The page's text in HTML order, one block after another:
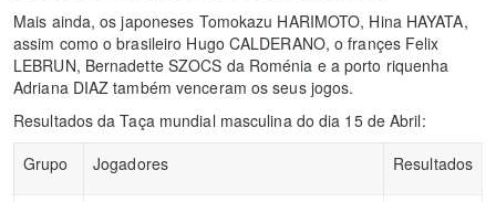
Mais ainda, os japoneses Tomokazu HARIMOTO, Hina HAYATA,
assim como o brasileiro Hugo CALDERANO, o françes Felix
LEBRUN, Bernadette SZOCS da Roménia e a porto riquenha
Adriana DIAZ também venceram os seus jogos.
Resultados da Taça mundial masculina do dia 15 de Abril:
Grupo
Jogadores Resultados